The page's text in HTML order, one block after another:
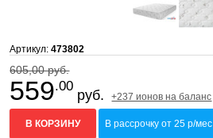
Артикул:473802
605,00 руб.
559.00
руб. +237 ионов на баланс
В КОРЗИНУ В рассрочку от 25 р/мес